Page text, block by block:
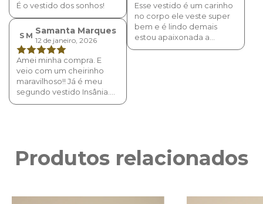
É o vestido dos sonhos!
S M Samanta Marques
12 de janeiro, 2026
Amei minha compra. E
veio com um cheirinho
maravilhoso!! Já é meu
segundo vestido Insânia.🩷
😍
Esse vestido é um carinho
no corpo ele veste super
bem e é lindo demais
estou apaixonada a
qualidade a estampa é
Produtos relacionados